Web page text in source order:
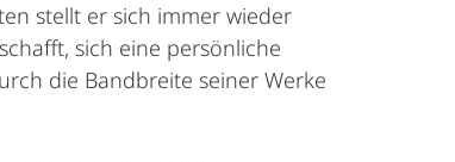
stellt er sich immer wieder
sich eine persönliche
die Bandbreite seiner Werke